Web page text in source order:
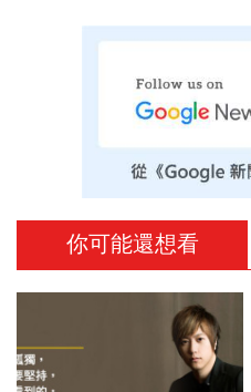
你可能還想看